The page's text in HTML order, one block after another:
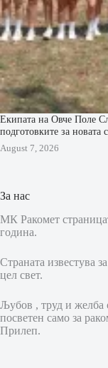
Екипата на Овче Поле
подготовките за
August 7, 2026
За нас
МК Ракомет
година.
Страната известува
цел свет.
Љубов , труд и желба
посветен само за
Прилеп.